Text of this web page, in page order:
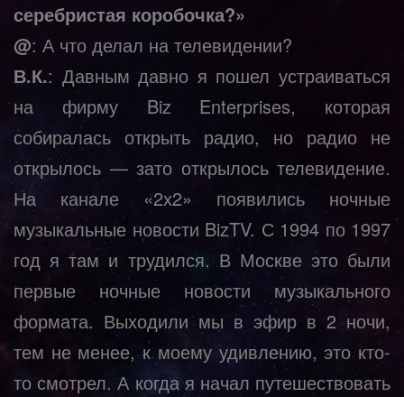
серебристая коробочка?»
@: А что делал на телевидении?
В.К.: Давным давно я пошел устраиваться
на фирму Biz Enterprises, которая
собиралась открыть радио, но радио не
открылось — зато открылось телевидение.
На канале «2х2» появились ночные
музыкальные новости BizTV. С 1994 по 1997
год я там и трудился. В Москве это были
первые ночные новости музыкального
формата. Выходили мы в эфир в 2 ночи,
тем не менее, к моему удивлению, это кто-
то смотрел. А когда я начал путешествовать